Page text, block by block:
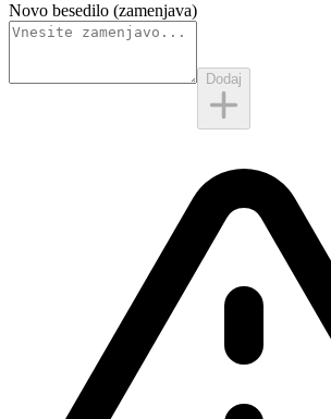
Novo besedilo (zamenjava)
Dodaj